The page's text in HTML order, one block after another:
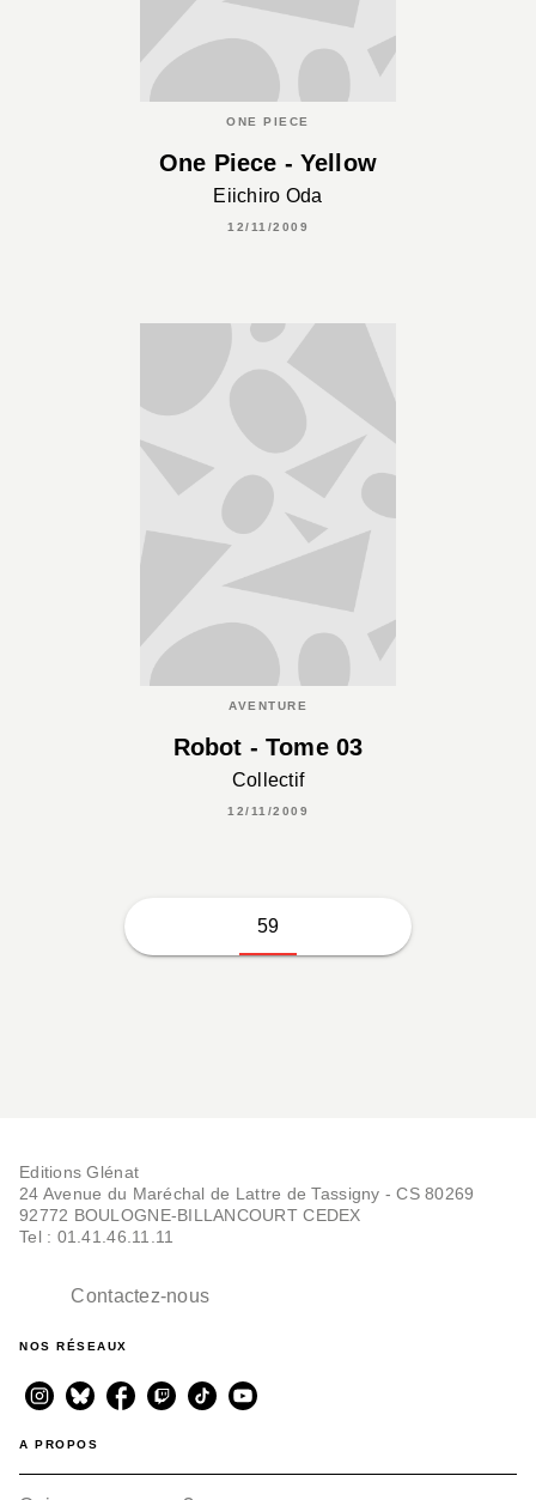
ONE PIECE
One Piece - Yellow
Eiichiro Oda
12/11/2009
AVENTURE
Robot - Tome 03
Collectif
12/11/2009
59
Editions Glénat
24 Avenue du Maréchal de Lattre de Tassigny - CS 80269
92772 BOULOGNE-BILLANCOURT CEDEX
Tel : 01.41.46.11.11
Contactez-nous
NOS RÉSEAUX
A PROPOS